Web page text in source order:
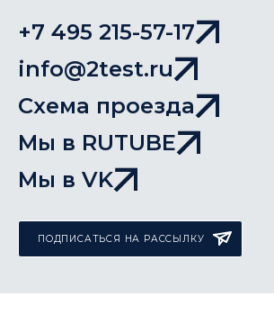
+7 495 215-57-17
info@2test.ru
Схема проезда
Мы в RUTUBE
Мы в VK
ПОДПИСАТЬСЯ НА РАССЫЛКУ